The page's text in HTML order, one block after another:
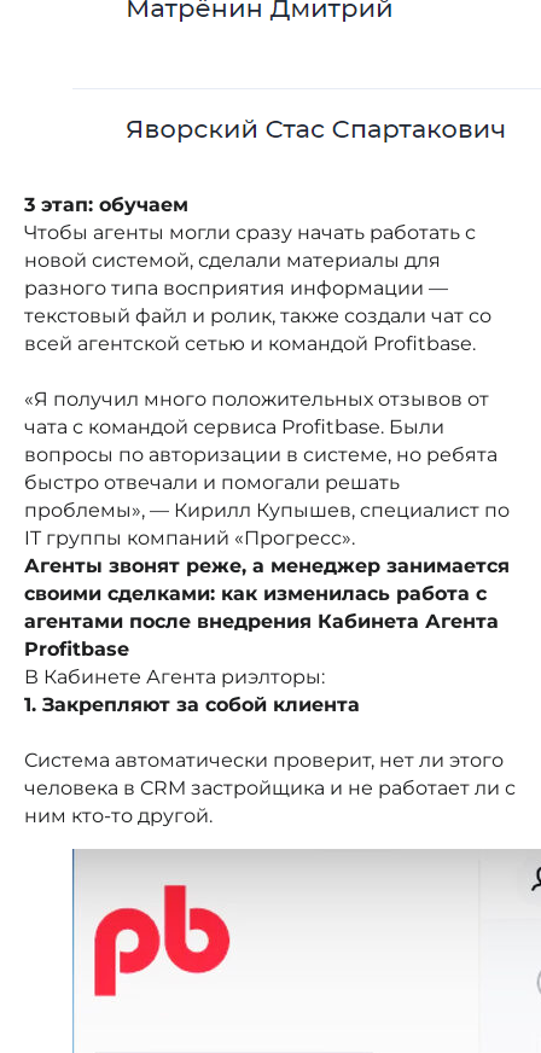
3 этап: обучаем
Чтобы агенты могли сразу начать работать с
новой системой, сделали материалы для
разного типа восприятия информации —
текстовый файл и ролик, также создали чат со
всей агентской сетью и командой Profitbase.
«Я получил много положительных отзывов от
чата с командой сервиса Profitbase. Были
вопросы по авторизации в системе, но ребята
быстро отвечали и помогали решать
проблемы», — Кирилл Купышев, специалист по
IT группы компаний «Прогресс».
Агенты звонят реже, а менеджер занимается
своими сделками: как изменилась работа с
агентами после внедрения Кабинета Агента
Profitbase
В Кабинете Агента риэлторы:
1. Закрепляют за собой клиента
Система автоматически проверит, нет ли этого
человека в CRM застройщика и не работает ли с
ним кто-то другой.